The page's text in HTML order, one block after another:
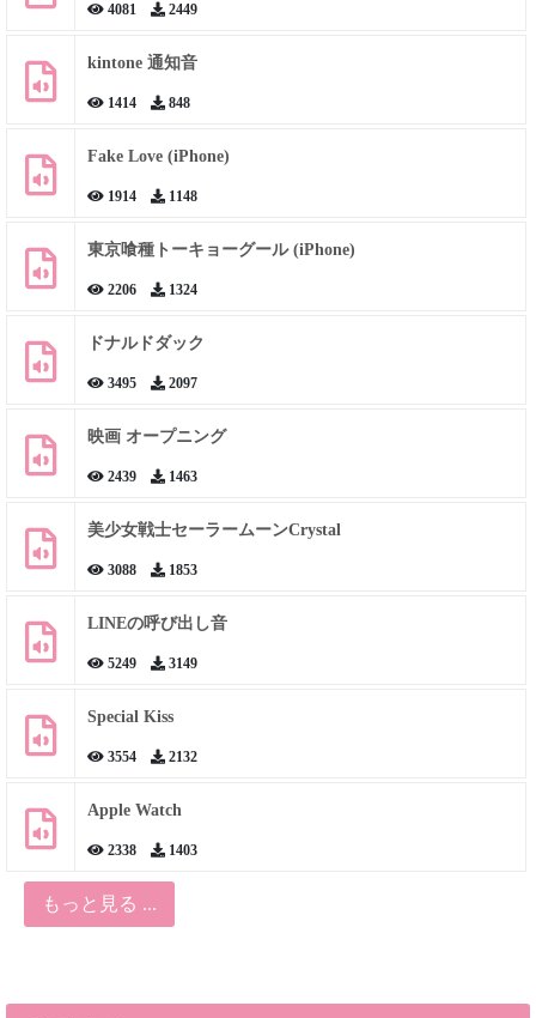
4081 2449
kintone 通知音
1414 848
Fake Love (iPhone)
1914 1148
東京喰種トーキョーグール (iPhone)
2206 1324
ドナルドダック
3495 2097
映画 オープニング
2439 1463
美少女戦士セーラームーンCrystal
3088 1853
LINEの呼び出し音
5249 3149
Special Kiss
3554 2132
Apple Watch
2338 1403
もっと見る ...